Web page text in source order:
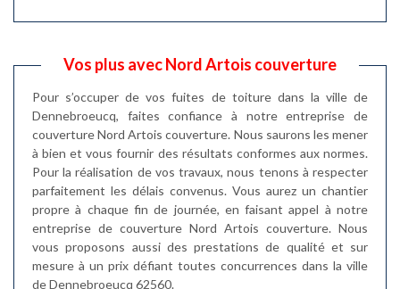
Vos plus avec Nord Artois couverture
Pour s’occuper de vos fuites de toiture dans la ville de
Dennebroeucq, faites confiance à notre entreprise de
couverture Nord Artois couverture. Nous saurons les mener
à bien et vous fournir des résultats conformes aux normes.
Pour la réalisation de vos travaux, nous tenons à respecter
parfaitement les délais convenus. Vous aurez un chantier
propre à chaque fin de journée, en faisant appel à notre
entreprise de couverture Nord Artois couverture. Nous
vous proposons aussi des prestations de qualité et sur
mesure à un prix défiant toutes concurrences dans la ville
de Dennebroeucq 62560.